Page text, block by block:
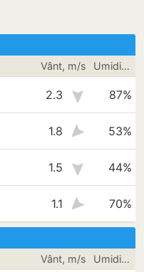
Vânt, m/s Umiditate
2.3 87%
1.8 53%
1.5 44%
1.1 70%
Vânt, m/s Umiditate